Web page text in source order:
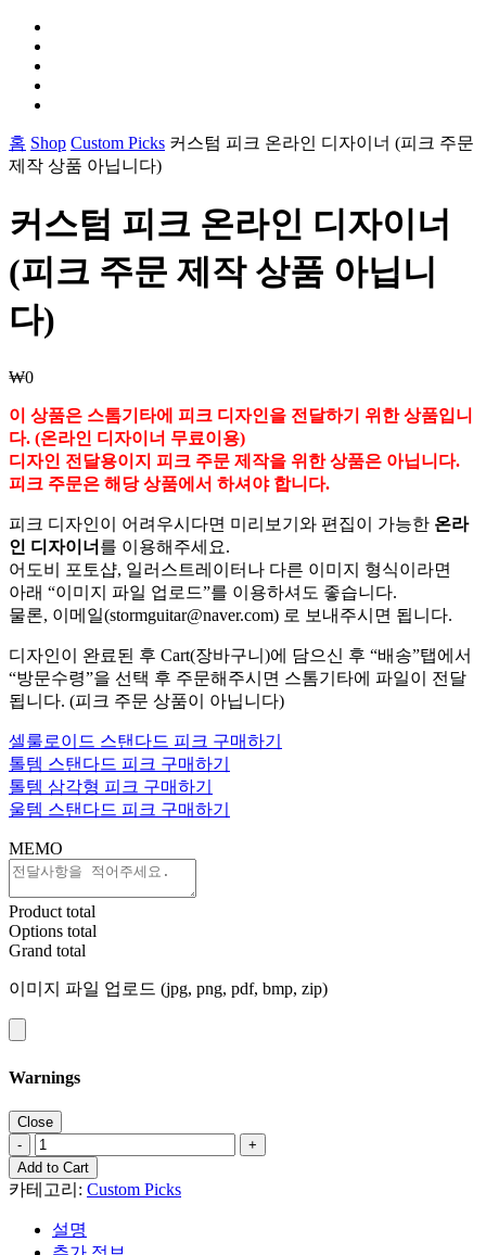
홈 Shop Custom Picks 커스텀 피크 온라인 디자이너 (피크 주문
제작 상품 아닙니다)
커스텀 피크 온라인 디자이너
(피크 주문 제작 상품 아닙니
다)
₩0
이 상품은 스톰기타에 피크 디자인을 전달하기 위한 상품입니
다. (온라인 디자이너 무료이용)
디자인 전달용이지 피크 주문 제작을 위한 상품은 아닙니다.
피크 주문은 해당 상품에서 하셔야 합니다.
피크 디자인이 어려우시다면 미리보기와 편집이 가능한 온라
인 디자이너 를 이용해주세요.
어도비 포토샵, 일러스트레이터나 다른 이미지 형식이라면
아래 “이미지 파일 업로드”를 이용하셔도 좋습니다.
물론, 이메일(stormguitar@naver.com) 로 보내주시면 됩니다.
디자인이 완료된 후 Cart(장바구니)에 담으신 후 “배송”탭에서
“방문수령”을 선택 후 주문해주시면 스톰기타에 파일이 전달
됩니다. (피크 주문 상품이 아닙니다)
셀룰로이드 스탠다드 피크 구매하기
톨템 스탠다드 피크 구매하기
톨템 삼각형 피크 구매하기
울템 스탠다드 피크 구매하기
MEMO
Product total
Options total
Grand total
이미지 파일 업로드 (jpg, png, pdf, bmp, zip)
Warnings
커
스
텀
크
Add to Cart
카테고리: Custom Picks
설명